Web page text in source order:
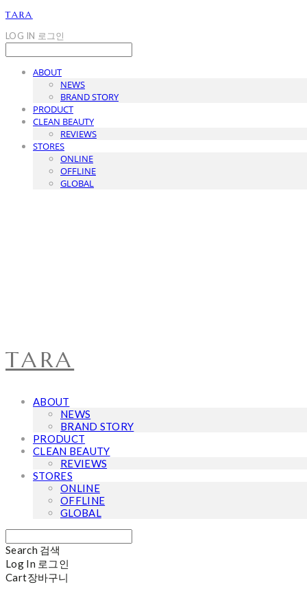
TARA
LOG IN 로그인
ABOUT
NEWS
BRAND STORY
PRODUCT
CLEAN BEAUTY
REVIEWS
STORES
ONLINE
OFFLINE
GLOBAL
TARA
ABOUT
NEWS
BRAND STORY
PRODUCT
CLEAN BEAUTY
REVIEWS
STORES
ONLINE
OFFLINE
GLOBAL
Search 검색
Log In 로그인
Cart장바구니